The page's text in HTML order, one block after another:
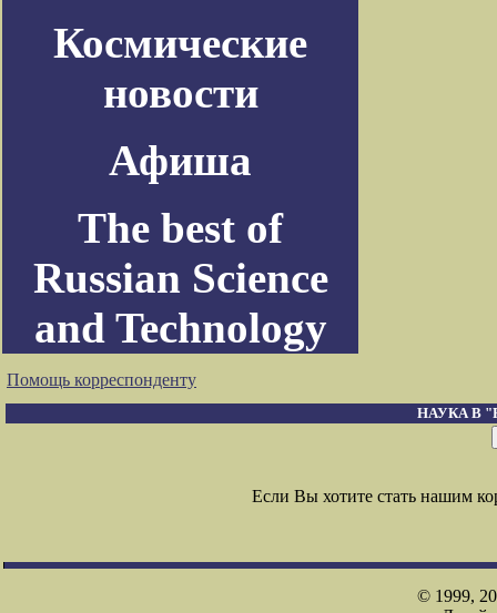
Космические
новости
Афиша
The best of
Russian Science
and Technology
Помощь корреспонденту
НАУКА В
Если Вы хотите стать нашим
© 1999,